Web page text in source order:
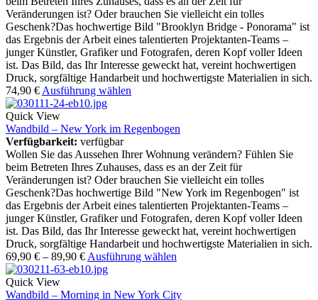
Veränderungen ist? Oder brauchen Sie vielleicht ein tolles
Geschenk?Das hochwertige Bild "Brooklyn Bridge - Ponorama" ist
das Ergebnis der Arbeit eines talentierten Projektanten-Teams –
junger Künstler, Grafiker und Fotografen, deren Kopf voller Ideen
ist. Das Bild, das Ihr Interesse geweckt hat, vereint hochwertigen
Druck, sorgfältige Handarbeit und hochwertigste Materialien in sich.
74,90 € Ausführung wählen
Quick View
Wandbild – New York im Regenbogen
Verfügbarkeit: verfügbar
Wollen Sie das Aussehen Ihrer Wohnung verändern? Fühlen Sie
beim Betreten Ihres Zuhauses, dass es an der Zeit für
Veränderungen ist? Oder brauchen Sie vielleicht ein tolles
Geschenk?Das hochwertige Bild "New York im Regenbogen" ist
das Ergebnis der Arbeit eines talentierten Projektanten-Teams –
junger Künstler, Grafiker und Fotografen, deren Kopf voller Ideen
ist. Das Bild, das Ihr Interesse geweckt hat, vereint hochwertigen
Druck, sorgfältige Handarbeit und hochwertigste Materialien in sich.
69,90 € – 89,90 € Ausführung wählen
Quick View
Wandbild – Morning in New York City